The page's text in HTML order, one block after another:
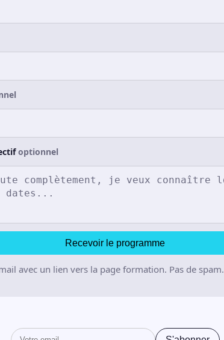
optionnel
Recevoir le programme
avec un lien vers la page formation. Pas de spam.